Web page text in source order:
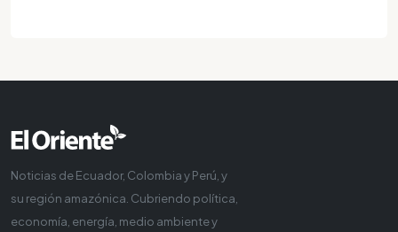
Noticias de Ecuador, Colombia y Perú, y
su región amazónica. Cubriendo política,
economía, energía, medio ambiente y